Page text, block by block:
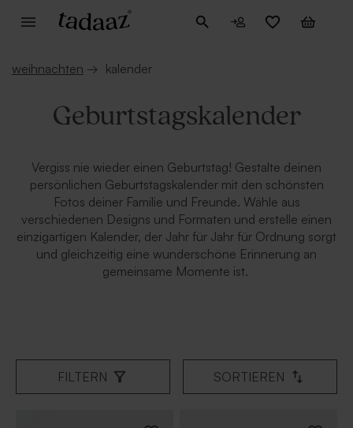
weihnachten → kalender
Geburtstagskalender
Vergiss nie wieder einen Geburtstag! Gestalte deinen
persönlichen Geburtstagskalender mit den schönsten
Fotos deiner Familie und Freunde. Wähle aus
verschiedenen Designs und Formaten und erstelle einen
einzigartigen Kalender, der Jahr für Jahr für Ordnung sorgt
und gleichzeitig eine wunderschöne Erinnerung an
gemeinsame Momente ist.
FILTERN SORTIEREN